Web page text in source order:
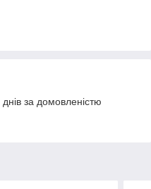
за домовленістю